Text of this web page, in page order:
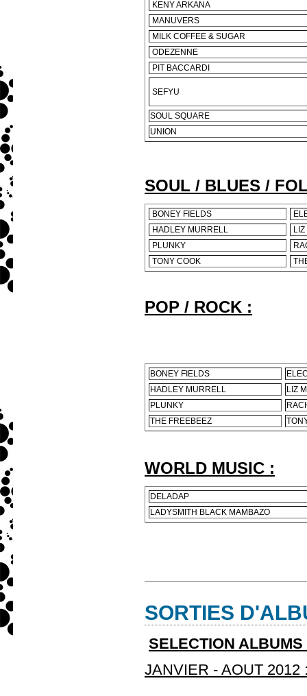
KENY ARKANA
MANUVERS
MILK COFFEE & SUGAR
ODEZENNE
PIT BACCARDI
SEFYU
SOUL SQUARE
UNION
SOUL / BLUES /
BONEY FIELDS
HADLEY MURRELL
PLUNKY
TONY COOK
POP / ROCK :
BONEY FIELDS
HADLEY MURRELL
LIZ
PLUNKY
THE FREEBEEZ
WORLD MUSIC :
DELADAP
LADYSMITH BLACK MAMBAZO
SORTIES
SELECTION
JANVIER - AOUT 2012